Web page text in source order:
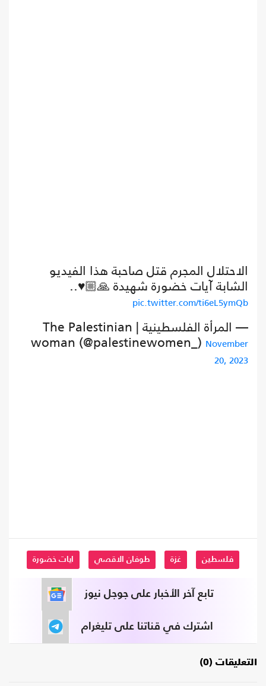
الاحتلال المجرم قتل صاحبة هذا الفيديو
الشابة آيات خضورة شهيدة 🙏🏼♥️..
pic.twitter.com/ti6eL5ymQb
— المرأة الفلسطينية | The Palestinian
woman (@palestinewomen_) November
20, 2023
فلسطين غزة طوفان الاقصي ايات خضورة
تابع آخر الأخبار على جوجل نيوز
اشترك في قناتنا على تليغرام
التعليقات (0)